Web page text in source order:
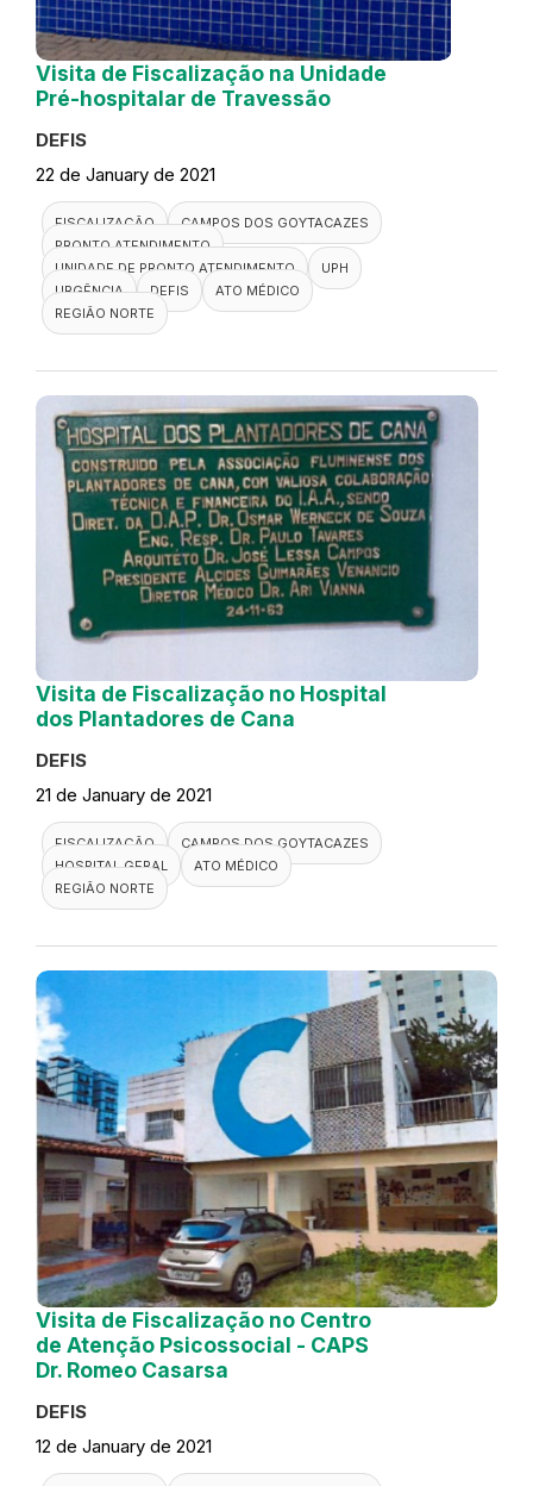
Visita de Fiscalização na Unidade
Pré-hospitalar de Travessão
DEFIS
22 de January de 2021
FISCALIZAÇÃO
CAMPOS DOS GOYTACAZES
PRONTO ATENDIMENTO
UNIDADE DE PRONTO ATENDIMENTO
UPH
URGÊNCIA
DEFIS
ATO MÉDICO
REGIÃO NORTE
Visita de Fiscalização no Hospital
dos Plantadores de Cana
DEFIS
21 de January de 2021
FISCALIZAÇÃO
CAMPOS DOS GOYTACAZES
HOSPITAL GERAL
ATO MÉDICO
REGIÃO NORTE
Visita de Fiscalização no Centro
de Atenção Psicossocial - CAPS
Dr. Romeo Casarsa
DEFIS
12 de January de 2021